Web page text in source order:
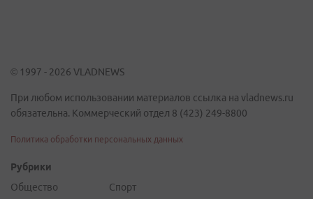
© 1997 - 2026 VLADNEWS
При любом использовании материалов ссылка на vladnews.ru
обязательна. Коммерческий отдел 8 (423) 249-8800
Политика обработки персональных данных
Рубрики
Общество
Спорт